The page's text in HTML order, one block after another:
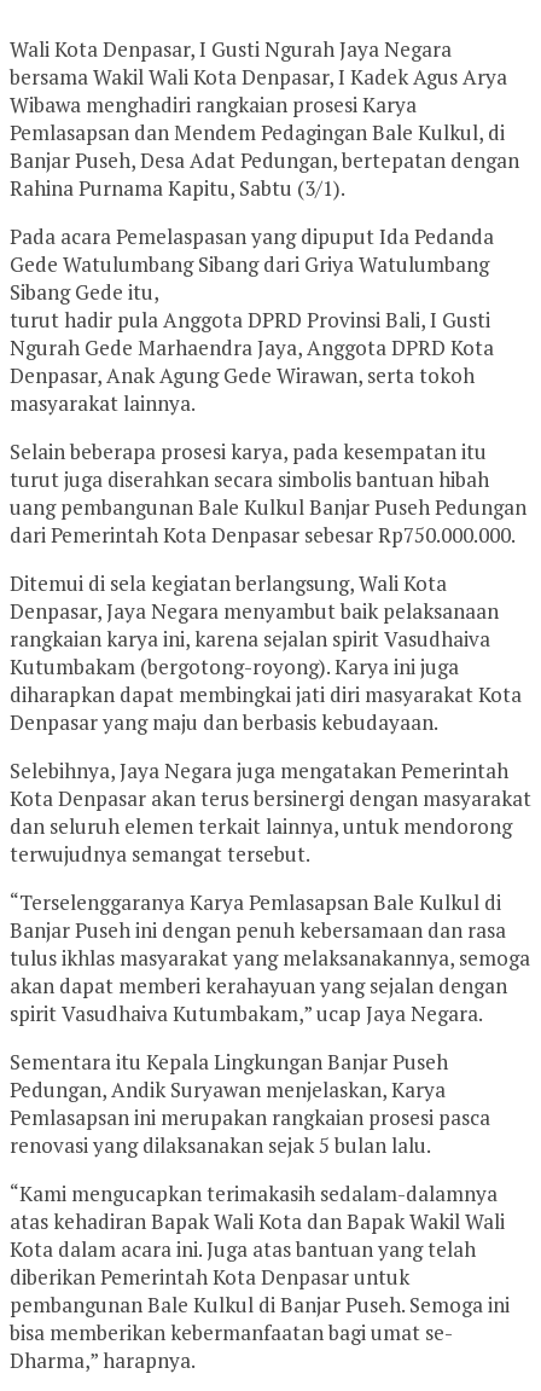
Wali Kota Denpasar, I Gusti Ngurah Jaya Negara
bersama Wakil Wali Kota Denpasar, I Kadek Agus Arya
Wibawa menghadiri rangkaian prosesi Karya
Pemlasapsan dan Mendem Pedagingan Bale Kulkul, di
Banjar Puseh, Desa Adat Pedungan, bertepatan dengan
Rahina Purnama Kapitu, Sabtu (3/1).
Pada acara Pemelaspasan yang dipuput Ida Pedanda
Gede Watulumbang Sibang dari Griya Watulumbang
Sibang Gede itu,
turut hadir pula Anggota DPRD Provinsi Bali, I Gusti
Ngurah Gede Marhaendra Jaya, Anggota DPRD Kota
Denpasar, Anak Agung Gede Wirawan, serta tokoh
masyarakat lainnya.
Selain beberapa prosesi karya, pada kesempatan itu
turut juga diserahkan secara simbolis bantuan hibah
uang pembangunan Bale Kulkul Banjar Puseh Pedungan
dari Pemerintah Kota Denpasar sebesar Rp750.000.000.
Ditemui di sela kegiatan berlangsung, Wali Kota
Denpasar, Jaya Negara menyambut baik pelaksanaan
rangkaian karya ini, karena sejalan spirit Vasudhaiva
Kutumbakam (bergotong-royong). Karya ini juga
diharapkan dapat membingkai jati diri masyarakat Kota
Denpasar yang maju dan berbasis kebudayaan.
Selebihnya, Jaya Negara juga mengatakan Pemerintah
Kota Denpasar akan terus bersinergi dengan masyarakat
dan seluruh elemen terkait lainnya, untuk mendorong
terwujudnya semangat tersebut.
“Terselenggaranya Karya Pemlasapsan Bale Kulkul di
Banjar Puseh ini dengan penuh kebersamaan dan rasa
tulus ikhlas masyarakat yang melaksanakannya, semoga
akan dapat memberi kerahayuan yang sejalan dengan
spirit Vasudhaiva Kutumbakam,” ucap Jaya Negara.
Sementara itu Kepala Lingkungan Banjar Puseh
Pedungan, Andik Suryawan menjelaskan, Karya
Pemlasapsan ini merupakan rangkaian prosesi pasca
renovasi yang dilaksanakan sejak 5 bulan lalu.
“Kami mengucapkan terimakasih sedalam-dalamnya
atas kehadiran Bapak Wali Kota dan Bapak Wakil Wali
Kota dalam acara ini. Juga atas bantuan yang telah
diberikan Pemerintah Kota Denpasar untuk
pembangunan Bale Kulkul di Banjar Puseh. Semoga ini
bisa memberikan kebermanfaatan bagi umat se-
Dharma,” harapnya.